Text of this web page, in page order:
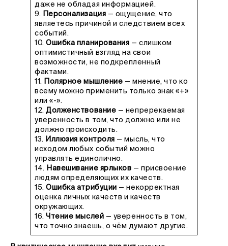
даже не обладая информацией.
9.
Персонализация — ощущение, что
являетесь причиной и следствием всех
событий.
10.Ошибка планирования — слишком
оптимистичный взгляд на свои
возможности, не подкрепленный
фактами.
11.
Полярное мышление — мнение, что ко
всему можно применить только знак «+»
или «-».
12.Долженствование — непререкаемая
уверенность в том, что должно или не
должно происходить.
13. Иллюзия контроля — мысль, что
исходом любых событий можно
управлять единолично.
14. Навешивание ярлыков — присвоение
людям определяющих их качеств.
15.Ошибка атрибуции — некорректная
оценка личных качеств и качеств
окружающих.
16.Чтение мыслей — уверенность в том,
что точно знаешь, о чём думают другие.